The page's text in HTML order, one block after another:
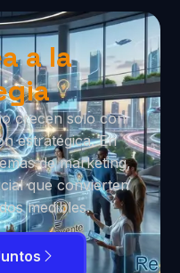
a la
crecen solo con
estratégica. En
de marketing,
que convierten
medibles.